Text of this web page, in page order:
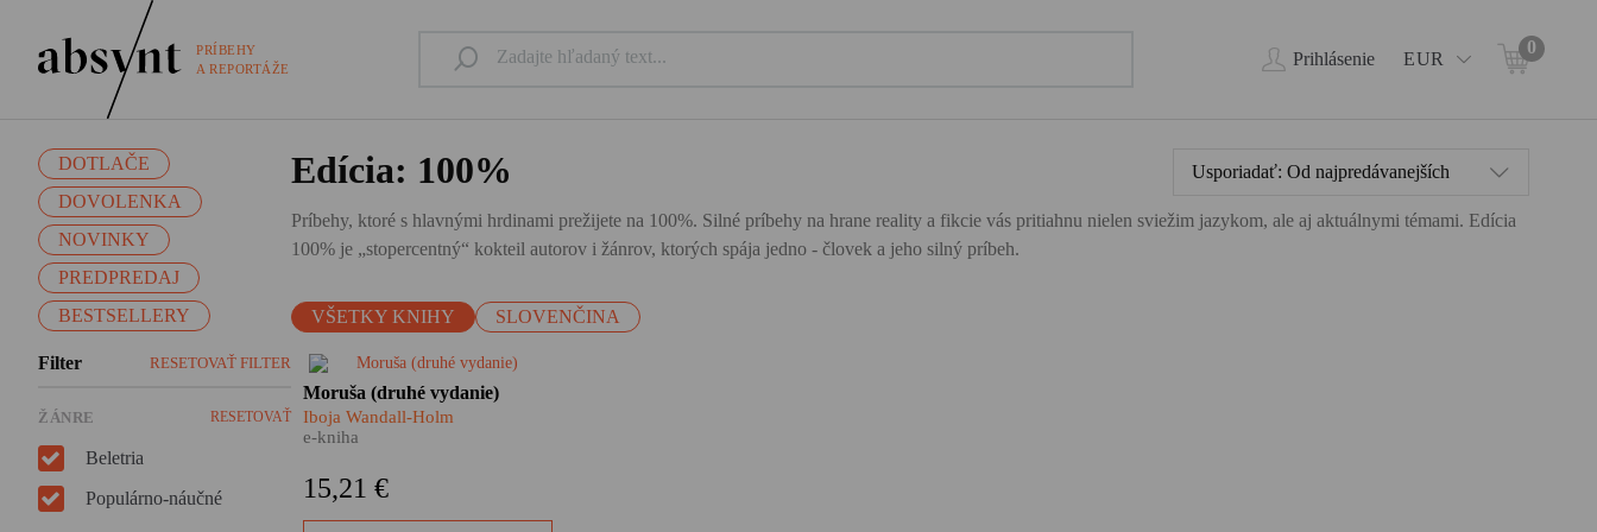
PRÍBEHY
A REPORTÁŽE
Prihlásenie EUR
0
DOTLAČE
DOVOLENKA
NOVINKY
PREDPREDAJ
BESTSELLERY
Filter RESETOVAŤ FILTER
ŽÁNRE RESETOVAŤ
Beletria
Populárno-náučné
Edícia: 100%
Príbehy, ktoré s hlavnými hrdinami prežijete na 100%. Silné príbehy na hrane reality a fikcie vás pritiahnu nielen sviežim jazykom, ale aj aktuálnymi témami. Edícia
100% je „stopercentný“ kokteil autorov i žánrov, ktorých spája jedno - človek a jeho silný príbeh.
VŠETKY KNIHY SLOVENČINA
Usporiadať: Od najpredávanejších
​Moruša Iboje Wandall-Holm je
dôležitým kamienkom do
mozaiky dejín vojnového
len o tom, nie je len
Moruša (druhé vydanie)
Iboja Wandall-Holm
e-kniha
15,21 €